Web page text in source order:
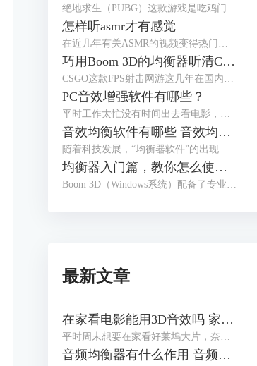
绝地求生（PUBG）这款游戏是吃鸡门类的佼佼者，在国内有大量玩家。它上市已经有段时间，服务器里高手遍地，那有没有方法让小白玩家在对局里获得优势，也能畅快吃鸡？本文就来介绍Windows系统上怎样用Boom 3D的均衡器放大“吃鸡”里的脚步声。
怎样听asmr才有感觉
在近几年有关ASMR的视频变得热门起来，内容多种多样，有揉搓纸袋、敲打键盘，也有温柔低语的人声。很多人认为观看这些视频都会有种放松的感觉，甚至有人把ASMR视频作为助眠的工具来播放。
巧用Boom 3D的均衡器听清CSGO的脚步声
CSGO这款FPS射击网游这几年在国内很火爆，如何才能在这款游戏中获得优势呢？均衡器就能帮上大忙。本文介绍如何用音频增强软件Boom 3D的均衡器让CSGO的脚步声更容易听清。
PC音效增强软件有哪些？
平时工作太忙没有时间出去看电影，但在家用电脑看，戴上耳机也没有影院身临其境的感觉；男朋友打游戏的耳机都用了好几年了，但新款耳机的价格望而却步；邀请朋友来家里开派对，小小的蓝牙音箱也营造不出动感的氛围……面对这样的窘境，我们只需要一个PC音效增强软件，就可以解决问题！
音效均衡软件有哪些 音效均衡器软件哪个好
随着科技发展，“均衡器软件”的出现可以让你的普通设备秒变“柏林之声”。但是市面上的音效均衡器质量参差不齐，本文就来告诉大家音效均衡软件有哪些，音效均衡器软件哪个好。
均衡器入门篇，教你怎么使用Boom 3D均衡器
Boom 3D（Windows系统）配备了专业的均衡器功能，用户只要使用鼠标滑动电位推拉器就可以完成音频的校准，以调配出适合各种音乐流派、演奏乐器的预设类型。另外，Boom 3D还提供了多达20种的预设类型，用户可以基于这些预设类型，发挥自我创造力，定制自己喜欢的预设。
最新文章
在家看电影能用3D音效吗 家用电脑如何设置3D音效
平时周末想要在家看好莱坞大片，奈何家里音响不给力怎么办？其实每个电影爱好者都有一个电影梦：在家也能享受一把影院级视听享受，最不济也要有一个3D级别音响来满足耳朵的电影需求。如果在家看电影能用3D音效吗？家用电脑如何设置3D音效？今天就和大家一起来了解如何在家实现音效自由。
音频均衡器有什么作用 音频均衡器怎么调节